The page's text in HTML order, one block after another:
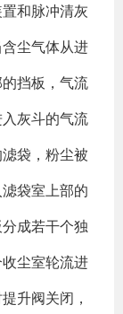
和脉冲清灰
尘气体从进
挡板，气流
灰斗的气流
袋，粉尘被
袋室上部的
成若干个独
尘室轮流进
升阀关闭，